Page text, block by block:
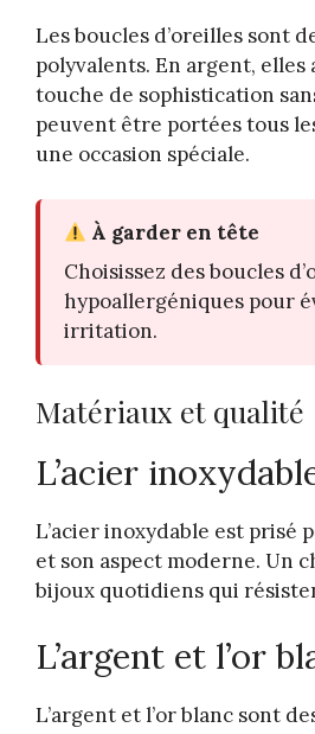
Les boucles d’oreilles sont
polyvalents. En argent,
touche de sophistication
peuvent être portées tous
une occasion spéciale.
À garder en tête
Choisissez des boucles
hypoallergéniques pour
irritation.
Matériaux et qualité
L’acier
L’acier inoxydable est prisé
et son aspect moderne. Un
bijoux quotidiens qui
L’argent et l’or
L’argent et l’or blanc sont